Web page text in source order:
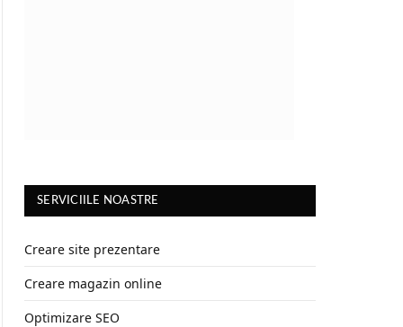
SERVICIILE NOASTRE
Creare site prezentare
Creare magazin online
Optimizare SEO